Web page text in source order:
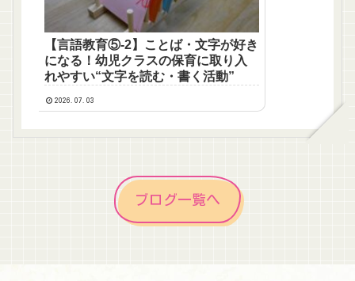
【言語教育⑤‐2】ことば・文字が好き
になる！幼児クラスの保育に取り入
れやすい“文字を読む・書く活動”
2026.07.03
ブログ一覧へ